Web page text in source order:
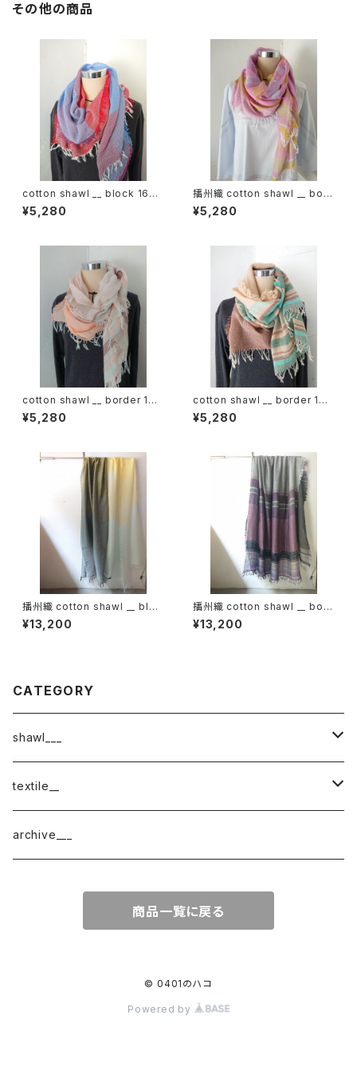
その他の商品
cotton shawl __ block 160
初日影w
¥5,280
播州織 cotton shawl __ bord
er 160 東雲w
¥5,280
cotton shawl __ border 160
春麗w
¥5,280
cotton shawl __ border 160
湧水w
¥5,280
播州織 cotton shawl __ bloc
k 220-120 月鏡KW
¥13,200
播州織 cotton shawl __ bord
er 220-120 紫電GK
¥13,200
CATEGORY
shawl___
cotton
border
cotton × wool
textile__
織物
archive___
商品一覧に戻る
© 0401のハコ
Powered by